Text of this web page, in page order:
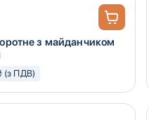
з майданчиком
(з ПДВ)